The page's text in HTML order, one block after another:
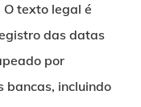
texto legal é
das datas
por
bancas, incluindo